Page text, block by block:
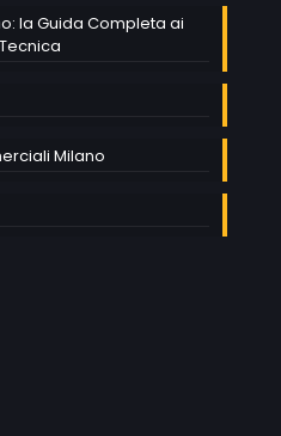
la Guida Completa ai
Milano